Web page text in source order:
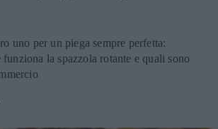
uno per un piega sempre perfetta:
funziona la spazzola rotante e quali sono